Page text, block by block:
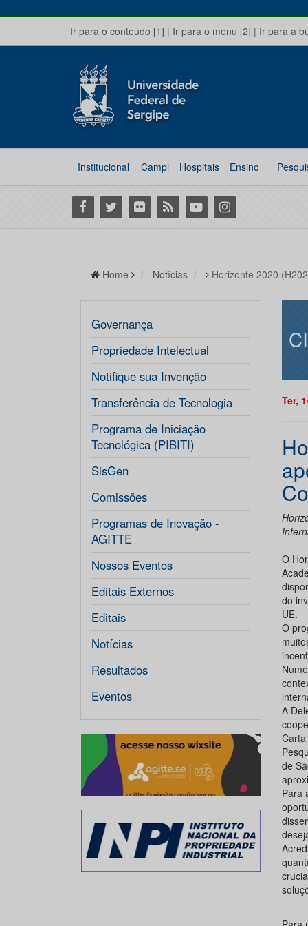
Ir para o conteúdo [1] | Ir para o menu [2] | Ir para a
Institucional Campi Hospitais Ensino
Facebook
Twitter Flickr RSS YoutubeInstagram
Home Notícias Horizonte 2020
Governança
Propriedade Intelectual
Notifique sua Invenção
Transferência de Tecnologia
Programa de Iniciação
Tecnológica (PIBITI)
SisGen
Comissões
Programas de Inovação -
AGITTE
Nossos Eventos
Editais Externos
Editais
Notícias
Resultados
Eventos
Ter,
O
do
UE.
O
A
de
Para